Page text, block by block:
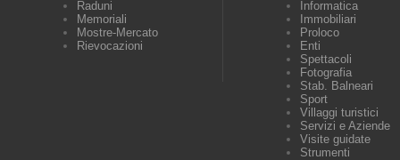
Raduni
Memoriali
Mostre-Mercato
Rievocazioni
Informatica
Immobiliari
Proloco
Enti
Spettacoli
Fotografia
Stab. Balneari
Sport
Villaggi turistici
Servizi e Aziende
Visite guidate
Strumenti